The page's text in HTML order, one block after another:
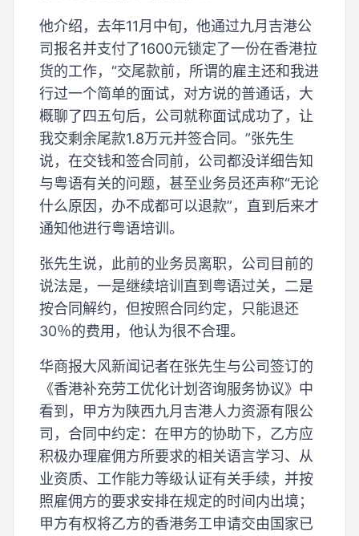
他介绍，去年11月中旬，他通过九月吉港公
司报名并支付了1600元锁定了一份在香港拉
货的工作，“交尾款前，所谓的雇主还和我进
行过一个简单的面试，对方说的普通话，大
概聊了四五句后，公司就称面试成功了，让
我交剩余尾款1.8万元并签合同。”张先生
说，在交钱和签合同前，公司都没详细告知
与粤语有关的问题，甚至业务员还声称“无论
什么原因，办不成都可以退款”，直到后来才
通知他进行粤语培训。
张先生说，此前的业务员离职，公司目前的
说法是，一是继续培训直到粤语过关，二是
按合同解约，但按照合同约定，只能退还
30％的费用，他认为很不合理。
华商报大风新闻记者在张先生与公司签订的
《香港补充劳工优化计划咨询服务协议》中
看到，甲方为陕西九月吉港人力资源有限公
司，合同中约定：在甲方的协助下，乙方应
积极办理雇佣方所要求的相关语言学习、从
业资质、工作能力等级认证有关手续，并按
照雇佣方的要求安排在规定的时间内出境；
甲方有权将乙方的香港务工申请交由国家已